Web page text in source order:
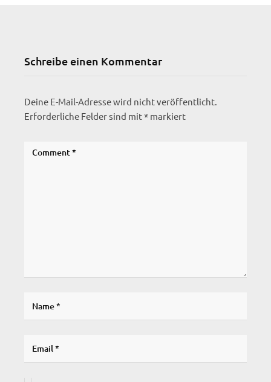
Schreibe einen Kommentar
Deine E-Mail-Adresse wird nicht veröffentlicht.
Erforderliche Felder sind mit* markiert